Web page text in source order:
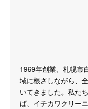
1969年創業、札幌市
域に根ざしながら、
いてきました。私た
ば、イチカワクリー